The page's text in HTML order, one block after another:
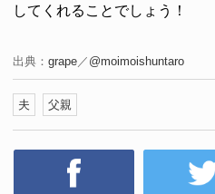
してくれることでしょう！
出典： grape ／ @moimoishuntaro
夫 父親